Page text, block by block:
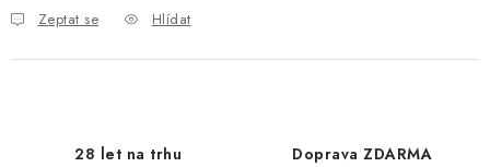
Zeptat se Hlídat
28 let na trhu Doprava ZDARMA